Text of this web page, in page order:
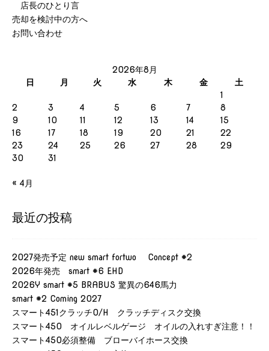
店長のひとり言
売却を検討中の方へ
お問い合わせ
2026年8月
日
月 火 水 木 金
土
1
2
3 4 5 6 7
8
9
10 11 12 13 14
15
16
17 18 19 20 21
22
23
24 25 26 27 28
29
30
31
« 4月
最近の投稿
2027発売予定 new smart fortwo Concept #2
2026年発売 smart #6 EHD
2026Y smart #5 BRABUS 驚異の646馬力
smart #2 Coming 2027
スマート451クラッチO/H クラッチディスク交換
スマート450 オイルレベルゲージ オイルの入れすぎ注意！！
スマート450必須整備 ブローバイホース交換